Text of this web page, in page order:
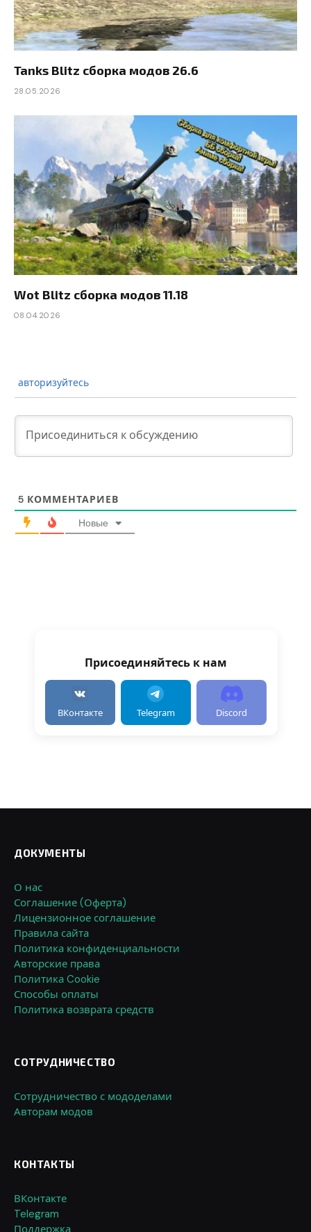
Tanks Blitz сборка модов 26.6
28.05.2026
Wot Blitz сборка модов 11.18
08.04.2026
авторизуйтесь
5 КОММЕНТАРИЕВ
Новые
Присоединяйтесь к нам
ВКонтакте Telegram Discord
ДОКУМЕНТЫ
О нас
Соглашение (Оферта)
Лицензионное соглашение
Правила сайта
Политика конфиденциальности
Авторские права
Политика Cookie
Способы оплаты
Политика возврата средств
СОТРУДНИЧЕСТВО
Сотрудничество с мододелами
Авторам модов
КОНТАКТЫ
ВКонтакте
Telegram